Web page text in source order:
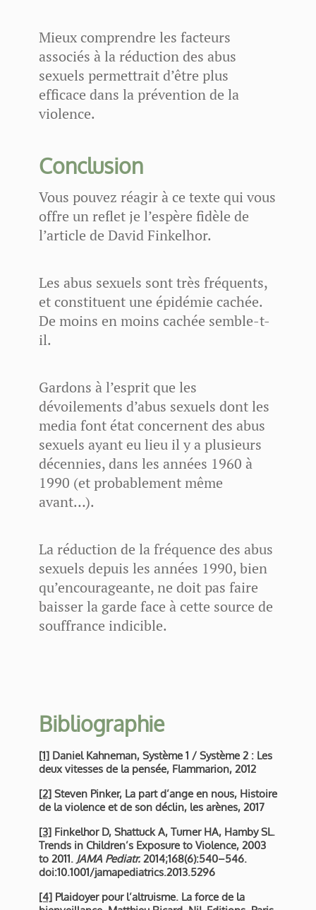
Mieux comprendre les facteurs
associés à la réduction des abus
sexuels permettrait d’être plus
efficace dans la prévention de la
violence.
Conclusion
Vous pouvez réagir à ce texte qui vous
offre un reflet je l’espère fidèle de
l’article de David Finkelhor.
Les abus sexuels sont très fréquents,
et constituent une épidémie cachée.
De moins en moins cachée semble-t-
il.
Gardons à l’esprit que les
dévoilements d’abus sexuels dont les
media font état concernent des abus
sexuels ayant eu lieu il y a plusieurs
décennies, dans les années 1960 à
1990 (et probablement même
avant…).
La réduction de la fréquence des abus
sexuels depuis les années 1990, bien
qu’encourageante, ne doit pas faire
baisser la garde face à cette source de
souffrance indicible.
Bibliographie
[1] Daniel Kahneman, Système 1 / Système 2 : Les
deux vitesses de la pensée, Flammarion, 2012
[2] Steven Pinker, La part d’ange en nous, Histoire
de la violence et de son déclin, les arènes, 2017
[3] Finkelhor D, Shattuck A, Turner HA, Hamby SL.
Trends in Children’s Exposure to Violence, 2003
to 2011. JAMA Pediatr. 2014;168(6):540–546.
doi:10.1001/jamapediatrics.2013.5296
[4] Plaidoyer pour l’altruisme. La force de la